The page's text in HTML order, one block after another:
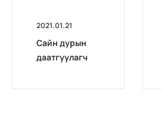
2021.01.21
Сайн дурын
даатгуулагч